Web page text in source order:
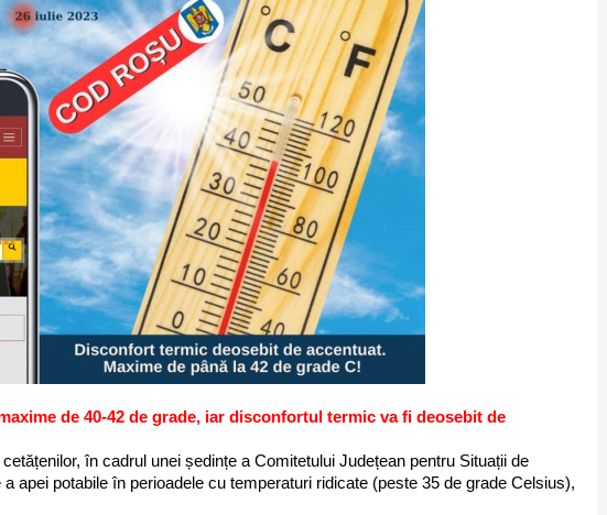
de 40-42 de grade, iar disconfortul termic va fi deosebit de
în cadrul unei ședințe a Comitetului Județean pentru Situații de
apei potabile în perioadele cu temperaturi ridicate (peste 35 de grade Celsius),